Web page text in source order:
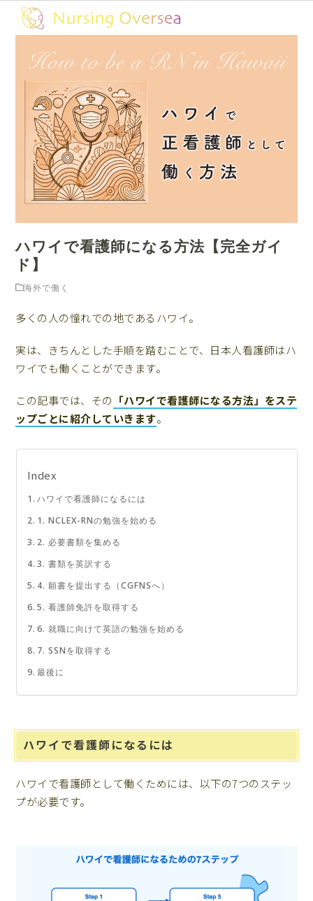
SkipOpen
mobile
menu
Close
mobile
menu
ハワイで看護師になる方法【完全ガイ
ド】
海外で働く
多くの人の憧れでの地であるハワイ。
実は、きちんとした手順を踏むことで、日本人看護師はハ
ワイでも働くことができます。
この記事では、その 「ハワイで看護師になる方法」をステ
ップごとに紹介していきます。
Index
ハワイで看護師になるには
1. NCLEX-RNの勉強を始める
2. 必要書類を集める
3. 書類を英訳する
4. 願書を提出する（CGFNSへ）
5. 看護師免許を取得する
6. 就職に向けて英語の勉強を始める
7. SSNを取得する
最後に
ハワイで看護師になるには
ハワイで看護師として働くためには、以下の7つのステッ
プが必要です。